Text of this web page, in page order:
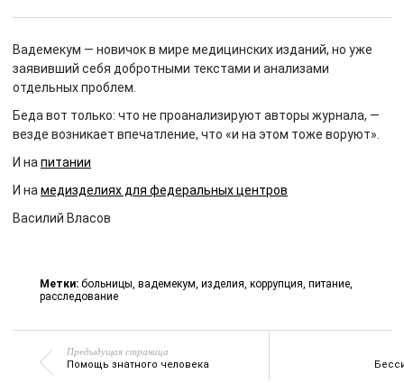
Вадемекум — новичок в мире медицинских изданий, но уже
заявивший себя добротными текстами и анализами
отдельных проблем.
Беда вот только: что не проанализируют авторы журнала, —
везде возникает впечатление, что «и на этом тоже воруют».
И на питании
И на медизделиях для федеральных центров
Василий Власов
Метки: больницы, вадемекум, изделия, коррупция, питание,
расследование
Предыдущая страница
Помощь знатного человека